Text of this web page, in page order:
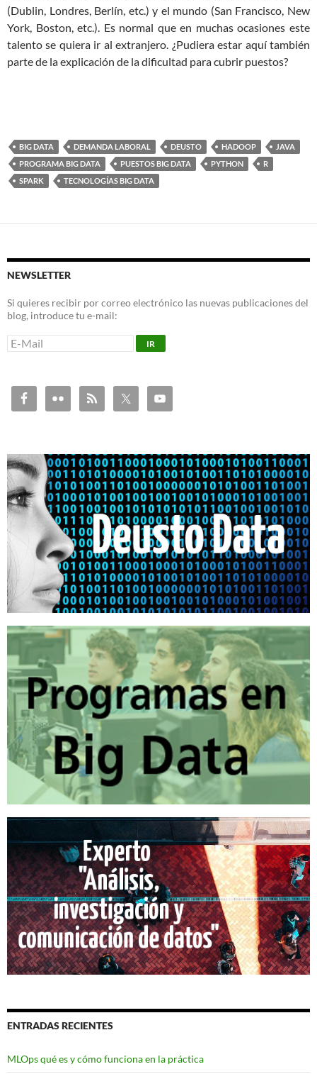
(Dublin, Londres, Berlín, etc.) y el mundo (San Francisco, New
York, Boston, etc.). Es normal que en muchas ocasiones este
talento se quiera ir al extranjero. ¿Pudiera estar aquí también
parte de la explicación de la dificultad para cubrir puestos?
BIG DATA DEMANDA LABORAL DEUSTO HADOOP
JAVA
PROGRAMA BIG DATA
PUESTOS BIG DATA PYTHON
R
SPARK
TECNOLOGÍAS BIG DATA
NEWSLETTER
Si quieres recibir por correo electrónico las nuevas publicaciones del
blog, introduce tu e-mail:
ENTRADAS RECIENTES
MLOps qué es y cómo funciona en la práctica